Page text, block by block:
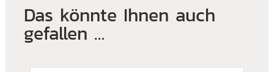
Das könnte Ihnen auch
gefallen …